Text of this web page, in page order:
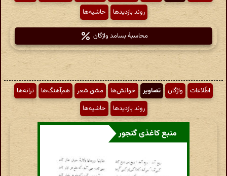
روند بازدیدها
حاشیه‌ها
محاسبهٔ بسامد واژگان
اطّلاعات واژگان تصاویر خوانش‌ها مشق شعر هم‌آهنگ‌ها
ترانه‌ها
روند بازدیدها
حاشیه‌ها
منبع کاغذی گنجور